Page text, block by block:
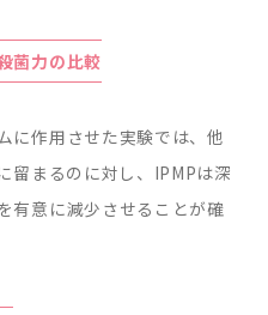
菌力の比較
に作用させた実験では、他
留まるのに対し、IPMPは深
有意に減少させることが確